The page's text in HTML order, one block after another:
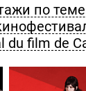
по
du film de